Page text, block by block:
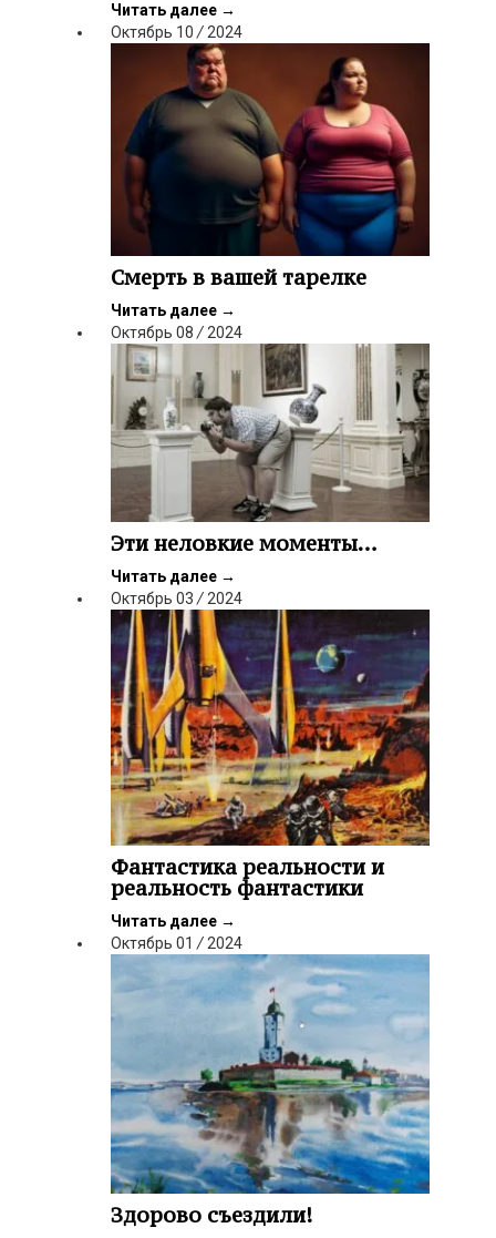
Читать далее →
Октябрь 10 / 2024
Смерть в вашей тарелке
Читать далее →
Октябрь 08 / 2024
Эти неловкие моменты…
Читать далее →
Октябрь 03/2024
Фантастика реальности и
реальность фантастики
Читать далее →
Октябрь 01 / 2024
Здорово съездили!